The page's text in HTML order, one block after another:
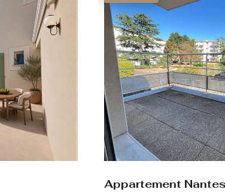
Appartement